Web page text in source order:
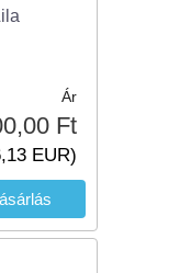
Ár
Ft
EUR)